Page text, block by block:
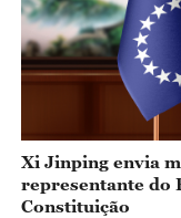
Xi Jinping envia
representante do
Constituição